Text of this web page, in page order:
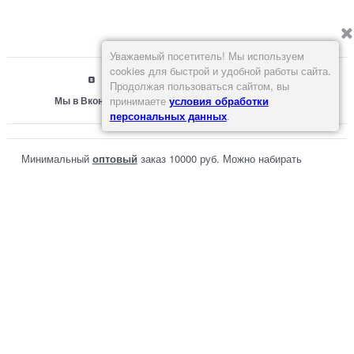
Мы в Вконтакте
Минимальный оптовый заказ 10000 руб. Можно набирать
Уважаемый посетитель! Мы используем
cookies для быстрой и удобной работы сайта.
Продолжая пользоваться сайтом, вы
принимаете условия обработки
персональных данных.